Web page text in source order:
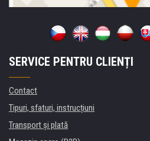
SERVICE PENTRU CLIENȚI
Contact
Tipuri, sfaturi, instrucțiuni
Transport şi plată